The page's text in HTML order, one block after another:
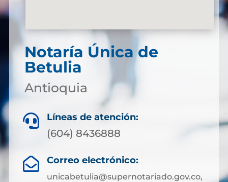
Notaría Única de
Betulia
Antioquia
 Líneas de atención:
(604) 8436888
 Correo electrónico:
unicabetulia@supernotariado.gov.co,